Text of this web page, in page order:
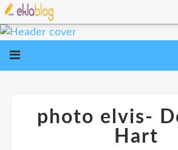
photo elvis-
Hart